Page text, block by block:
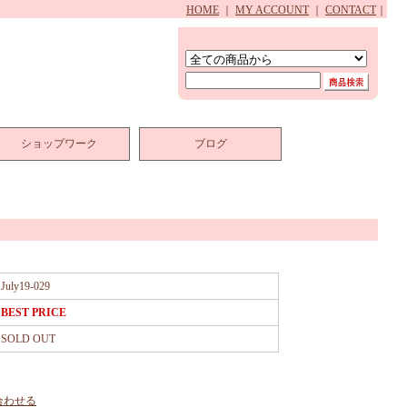
HOME MY ACCOUNT CONTACT
ショップワーク ブログ
July19-029
BEST PRICE
SOLD OUT
わせる